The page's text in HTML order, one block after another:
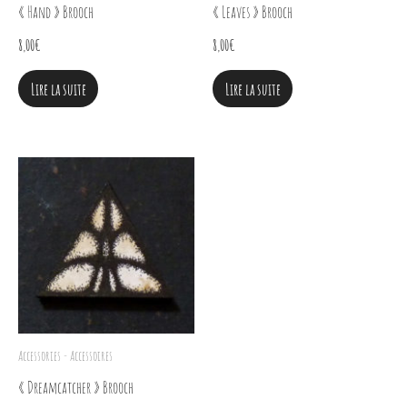
« Hand » Brooch
8,00€
Lire la suite
« Leaves » Brooch
8,00€
Lire la suite
Accessories - Accessoires
« Dreamcatcher » Brooch